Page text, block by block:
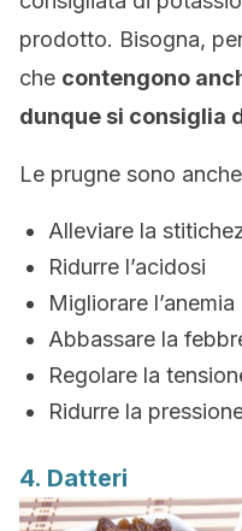
prodotto. Bisogna,
che contengono
dunque si consiglia
Le prugne sono
Alleviare la
Ridurre l’acidosi
Migliorare l’anemia
Abbassare la
Regolare la
Ridurre la
4. Datteri